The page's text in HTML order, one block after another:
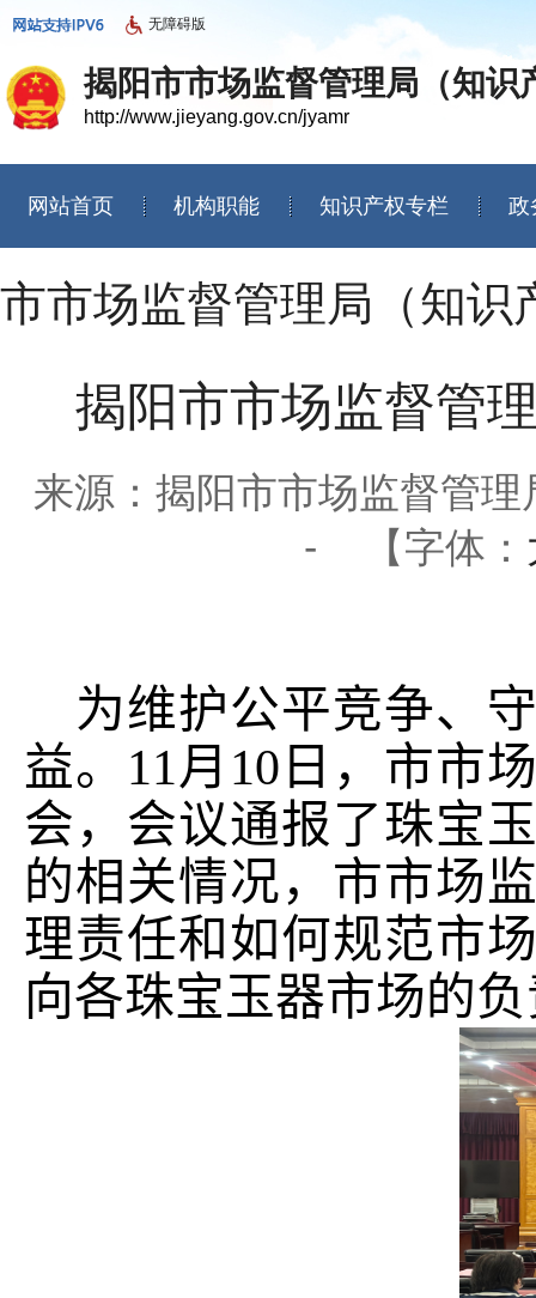
无障碍版
揭阳市市场监督管理局（知识
http://www.jieyang.gov.cn/jyamr
网站首页 机构职能 知识产权专栏 政
市市场监督管理局（知识
揭阳市市场监督管
来源：揭阳市市场监督管理
-
【字体：
为维护公平竞争、
益。 11月 10 日，市市
会， 会议通报了珠宝
的相关情况，市市场
理责任和如何规范市
向各珠宝玉器市场的